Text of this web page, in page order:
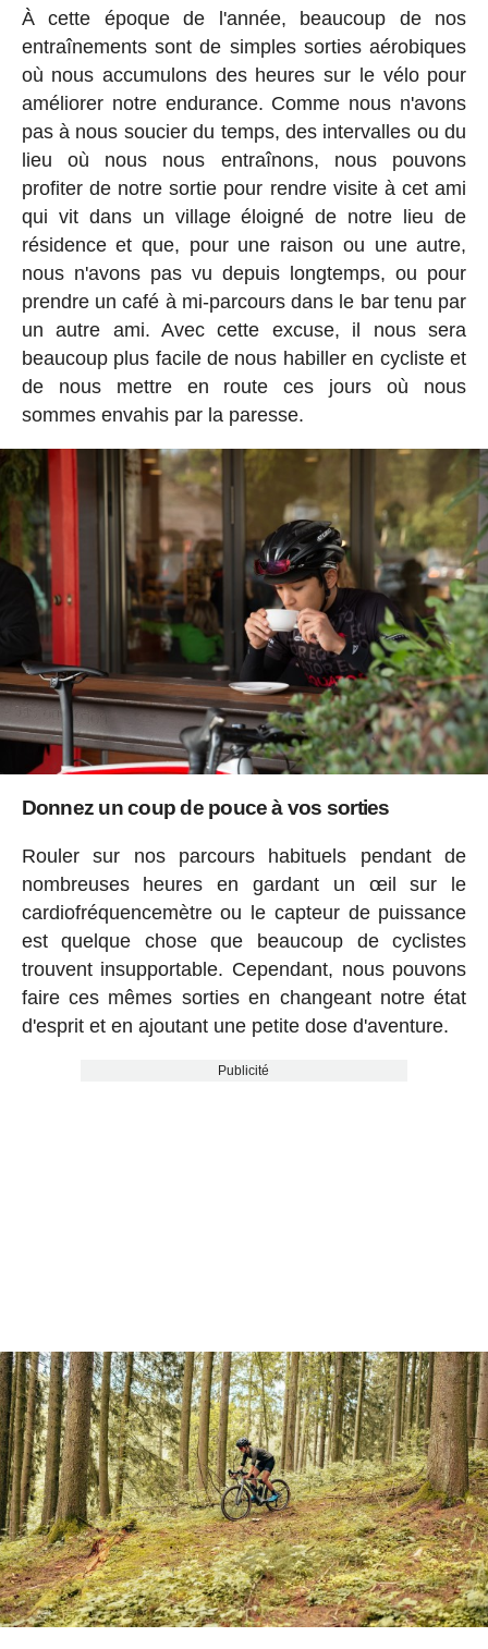
À cette époque de l'année, beaucoup de nos
entraînements sont de simples sorties aérobiques
où nous accumulons des heures sur le vélo pour
améliorer notre endurance. Comme nous n'avons
pas à nous soucier du temps, des intervalles ou du
lieu où nous nous entraînons, nous pouvons
profiter de notre sortie pour rendre visite à cet ami
qui vit dans un village éloigné de notre lieu de
résidence et que, pour une raison ou une autre,
nous n'avons pas vu depuis longtemps, ou pour
prendre un café à mi-parcours dans le bar tenu par
un autre ami. Avec cette excuse, il nous sera
beaucoup plus facile de nous habiller en cycliste et
de nous mettre en route ces jours où nous
sommes envahis par la paresse.
Donnez un coup de pouce à vos sorties
Rouler sur nos parcours habituels pendant de
nombreuses heures en gardant un œil sur le
cardiofréquencemètre ou le capteur de puissance
est quelque chose que beaucoup de cyclistes
trouvent insupportable. Cependant, nous pouvons
faire ces mêmes sorties en changeant notre état
d'esprit et en ajoutant une petite dose d'aventure.
Publicité